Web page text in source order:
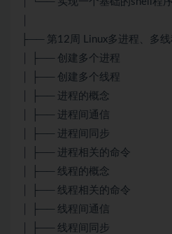
├── 第12周 Linux多进程、多线
│ ├── 创建多个进程
│ ├── 创建多个线程
│ ├── 进程的概念
│ ├── 进程间通信
│ ├── 进程间同步
│ ├── 进程相关的命令
│ ├── 线程的概念
│ ├── 线程相关的命令
│ ├── 线程间通信
│ ├── 线程间同步